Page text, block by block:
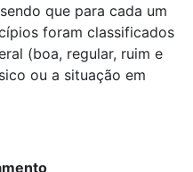
que para cada um
foram classificados
(boa, regular, ruim e
ou a situação em